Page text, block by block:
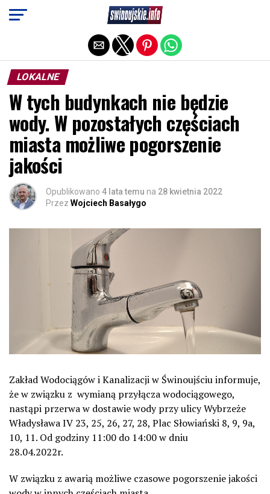
LOKALNE
W tych budynkach nie będzie
wody. W pozostałych częściach
miasta możliwe pogorszenie
jakości
Opublikowano 4 lata temu na 28 kwietnia 2022
Przez Wojciech Basałygo
Zakład Wodociągów i Kanalizacji w Świnoujściu informuje,
że w związku z wymianą przyłącza wodociągowego,
nastąpi przerwa w dostawie wody przy ulicy Wybrzeże
Władysława IV 23, 25, 26, 27, 28, Plac Słowiański 8, 9, 9a,
10, 11. Od godziny 11:00 do 14:00 w dniu
28.04.2022r.
W związku z awarią możliwe czasowe pogorszenie jakości
Exit mobile version